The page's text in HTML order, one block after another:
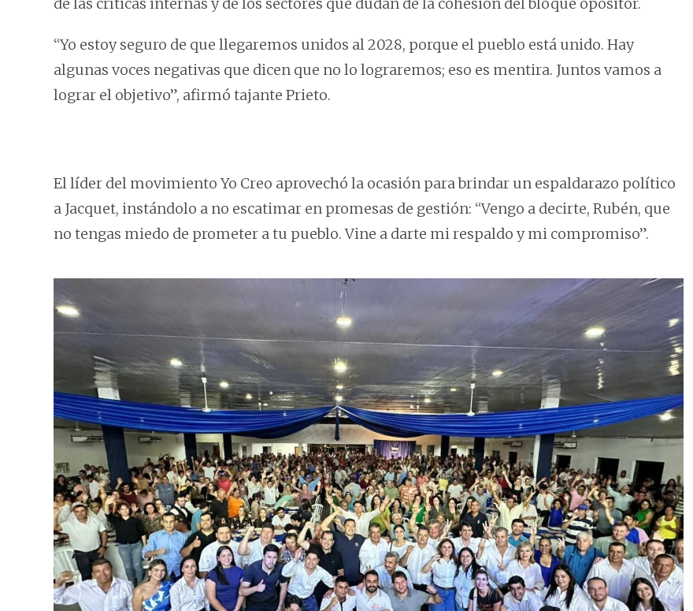
de las críticas internas y de los sectores que dudan de la cohesión del bloque opositor.
“Yo estoy seguro de que llegaremos unidos al 2028, porque el pueblo está unido. Hay
algunas voces negativas que dicen que no lo lograremos; eso es mentira. Juntos vamos a
lograr el objetivo”, afirmó tajante Prieto.
El líder del movimiento Yo Creo aprovechó la ocasión para brindar un espaldarazo político
a Jacquet, instándolo a no escatimar en promesas de gestión: “Vengo a decirte, Rubén, que
no tengas miedo de prometer a tu pueblo. Vine a darte mi respaldo y mi compromiso”.